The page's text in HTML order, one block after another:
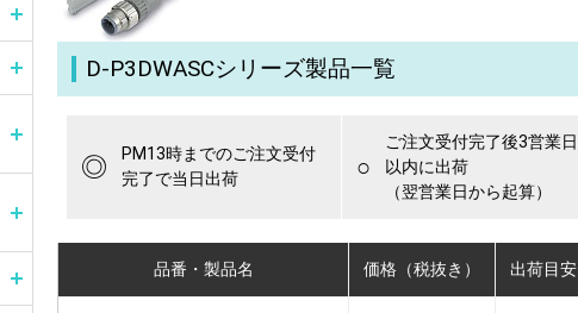
D-P3DWASCシリーズ製品一覧
◎
PM13時までのご注文受付
完了で当日出荷
○
ご注文受付完了後3営業日
以内に出荷
（翌営業日から起算）
品番・製品名 価格（税抜き） 出荷目安